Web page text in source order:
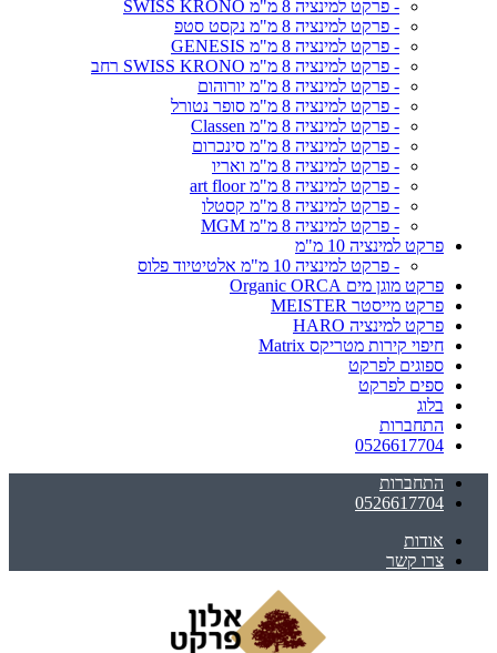
- פרקט למינציה 8 מ"מ SWISS KRONO
- פרקט למינציה 8 מ"מ נקסט סטפ
- פרקט למינציה 8 מ"מ GENESIS
- פרקט למינציה 8 מ"מ SWISS KRONO רחב
- פרקט למינציה 8 מ"מ יורוהום
- פרקט למינציה 8 מ"מ סופר נטורל
- פרקט למינציה 8 מ"מ Classen
- פרקט למינציה 8 מ"מ סינכרום
- פרקט למינציה 8 מ"מ ואריו
- פרקט למינציה 8 מ"מ art floor
- פרקט למינציה 8 מ"מ קסטלו
- פרקט למינציה 8 מ"מ MGM
פרקט למינציה 10 מ"מ
- פרקט למינציה 10 מ"מ אלטיטיוד פלוס
פרקט מוגן מים Organic ORCA
פרקט מייסטר MEISTER
פרקט למינציה HARO
חיפוי קירות מטריקס Matrix
ספוגים לפרקט
ספים לפרקט
בלוג
התחברות
0526617704
התחברות
0526617704
אודות
צרו קשר